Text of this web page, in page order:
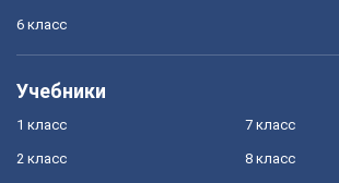
6 класс
Учебники
1 класс
2 класс
7 класс
8 класс